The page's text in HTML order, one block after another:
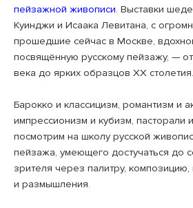
пейзажной живописи. Выставки
Куинджи и Исаака Левитана, с
прошедшие сейчас в Москве,
посвящённую русскому пейзажу, —
века до ярких образцов XX столетия.
Барокко и классицизм, романтизм и
импрессионизм и кубизм, пасторали
посмотрим на школу русской
пейзажа, умеющего достучаться до
зрителя через палитру, композицию,
и размышления.